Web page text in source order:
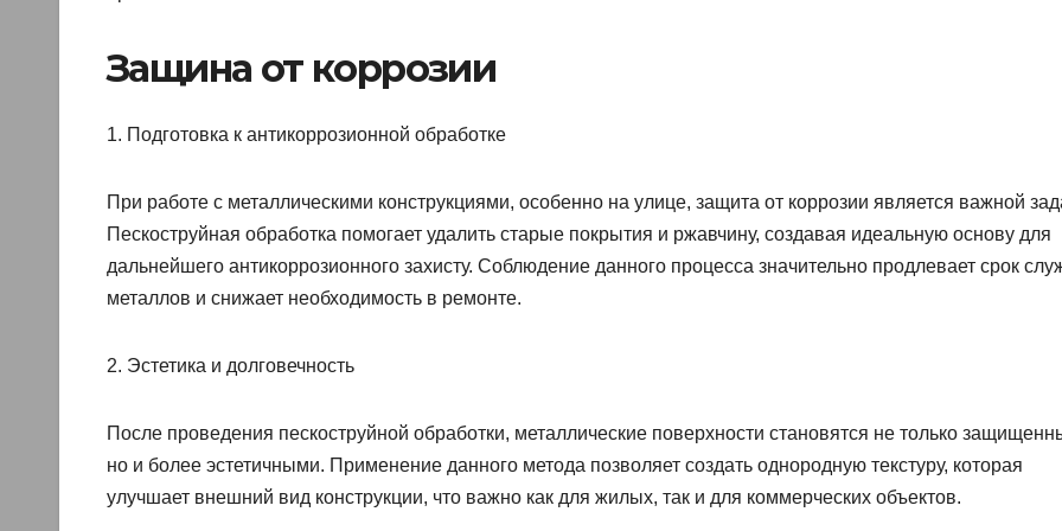
Защина от коррозии
1. Подготовка к антикоррозионной обработке
При работе с металлическими конструкциями, особенно на улице, защита от коррозии является важной
Пескоструйная обработка помогает удалить старые покрытия и ржавчину, создавая идеальную основу для
дальнейшего антикоррозионного захисту. Соблюдение данного процесса значительно продлевает срок
металлов и снижает необходимость в ремонте.
2. Эстетика и долговечность
После проведения пескоструйной обработки, металлические поверхности становятся не только
но и более эстетичными. Применение данного метода позволяет создать однородную текстуру, которая
улучшает внешний вид конструкции, что важно как для жилых, так и для коммерческих объектов.